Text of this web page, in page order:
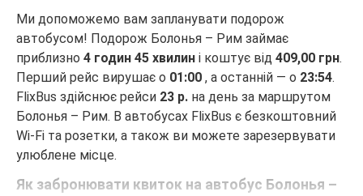
Ми допоможемо вам запланувати подорож
автобусом! Подорож Болонья – Рим займає
приблизно 4 годин 45 хвилин і коштує від 409,00 грн.
Перший рейс вирушає о 01:00 , а останній — о 23:54.
FlixBus здійснює рейси 23 р. на день за маршрутом
Болонья – Рим. В автобусах FlixBus є безкоштовний
Wi-Fi та розетки, а також ви можете зарезервувати
улюблене місце.
Як забронювати квиток на автобус Болонья –